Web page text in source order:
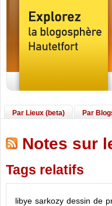
Par Lieux (beta) Par
Notes sur
Tags relatifs
libye sarkozy dessin de